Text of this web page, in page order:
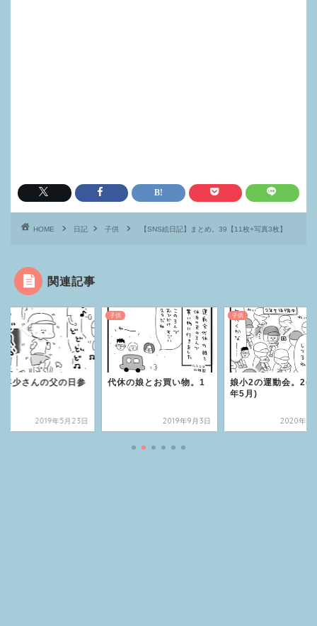
HOME 日記 子供 【SNS絵日記】まとめ。39【11枚+写真3枚】
関連記事
の娘とお買い物。1
2019年9月3日
子供
娘小2の運動会。2(2019
2020年10月5日
子供
年末年始のばあばん
2017~2018。1【ば
2018年6